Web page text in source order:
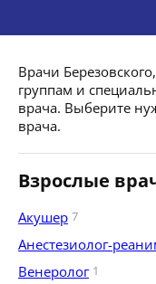
Врачи
группам и
врача. Выберите
врача.
Взрослые
Акушер 7
Анестезиолог-
Венеролог 1